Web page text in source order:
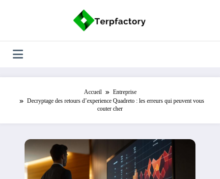
Accueil
Entreprise
Decryptage des retours d’experience Quadreto : les erreurs qui peuvent vous
couter cher